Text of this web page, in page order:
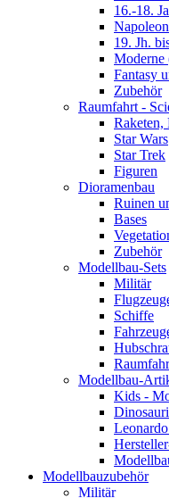
16.-18.
19. Jh.
Moderne
Fantasy
Zubehör
Raumfahrt -
Raketen,
Star Wars
Star Trek
Figuren
Dioramenbau
Ruinen
Bases
Zubehör
Modellbau-Sets
Militär
Schiffe
Modellbau-
Kids -
Modellbauzubehör
Militär